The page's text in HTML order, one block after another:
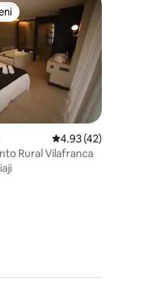
5, tathmini 37
Ukadiriaji wa wastani
4.93 (42)
Rural Vilafranca